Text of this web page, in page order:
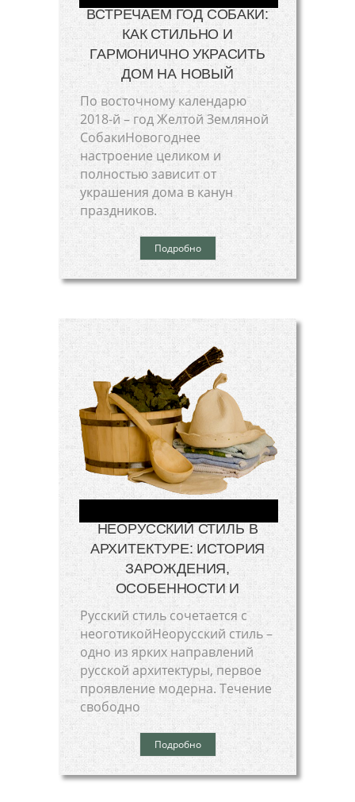
ВСТРЕЧАЕМ ГОД СОБАКИ:
КАК СТИЛЬНО И
ГАРМОНИЧНО УКРАСИТЬ
ДОМ НА НОВЫЙ
По восточному календарю
2018-й – год Желтой Земляной
СобакиНовогоднее
настроение целиком и
полностью зависит от
украшения дома в канун
праздников.
Подробно
НЕОРУССКИЙ СТИЛЬ В
АРХИТЕКТУРЕ: ИСТОРИЯ
ЗАРОЖДЕНИЯ,
ОСОБЕННОСТИ И
Русский стиль сочетается с
неоготикойНеорусский стиль –
одно из ярких направлений
русской архитектуры, первое
проявление модерна. Течение
свободно
Подробно